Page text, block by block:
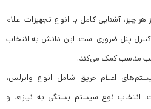
هر چیز، آشنایی کامل با انواع تجهیزات اعلام
کنترل پنل ضروری است. این دانش به انتخاب
مناسب کمک می‌کند.
اعلام حریق شامل انواع وایرلس،
انتخاب نوع سیستم بستگی به نیازها و